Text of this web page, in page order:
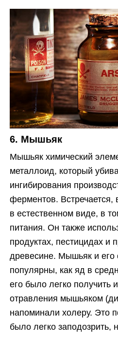
6. Мышьяк
Мышьяк химический
металлоид, который
ингибирования
ферментов.
в естественном виде, в
питания. Он также
продуктах, пестицидах и
древесине. Мышьяк и его
популярны, как яд в
его было легко получить
отравления мышьяком
напоминали холеру. Это
было легко заподозрить,